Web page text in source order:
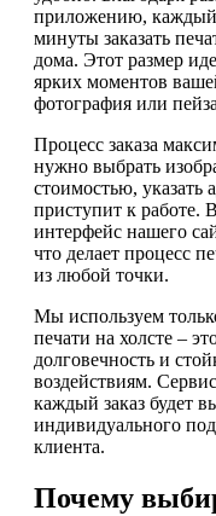
приложению,
минуты заказать
дома. Этот размер
ярких моментов
фотография или
Процесс заказа
нужно выбрать
стоимостью, указать
приступит к работе.
интерфейс нашего
что делает процесс
из любой точки.
Мы используем
печати на холсте –
долговечность и
воздействиям.
каждый заказ будет
индивидуального
клиента.
Почему